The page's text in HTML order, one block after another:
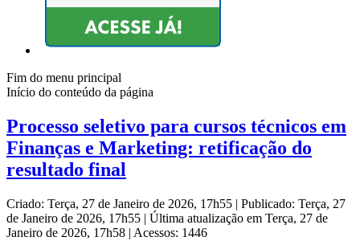
Fim do menu principal
Início do conteúdo da página
Processo seletivo para cursos técnicos em
Finanças e Marketing: retificação do
resultado final
Criado: Terça, 27 de Janeiro de 2026, 17h55 | Publicado: Terça, 27
de Janeiro de 2026, 17h55 | Última atualização em Terça, 27 de
Janeiro de 2026, 17h58 | Acessos: 1446